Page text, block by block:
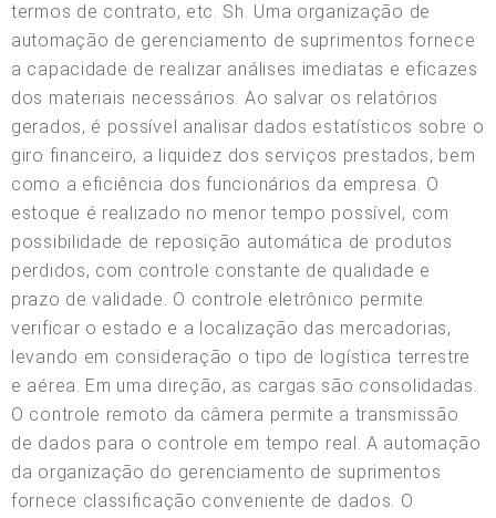
termos de contrato, etc. Sh. Uma organização de
automação de gerenciamento de suprimentos fornece
a capacidade de realizar análises imediatas e eficazes
dos materiais necessários. Ao salvar os relatórios
gerados, é possível analisar dados estatísticos sobre o
giro financeiro, a liquidez dos serviços prestados, bem
como a eficiência dos funcionários da empresa. O
estoque é realizado no menor tempo possível, com
possibilidade de reposição automática de produtos
perdidos, com controle constante de qualidade e
prazo de validade. O controle eletrônico permite
verificar o estado e a localização das mercadorias,
levando em consideração o tipo de logística terrestre
e aérea. Em uma direção, as cargas são consolidadas.
O controle remoto da câmera permite a transmissão
de dados para o controle em tempo real. A automação
da organização do gerenciamento de suprimentos
fornece classificação conveniente de dados. O